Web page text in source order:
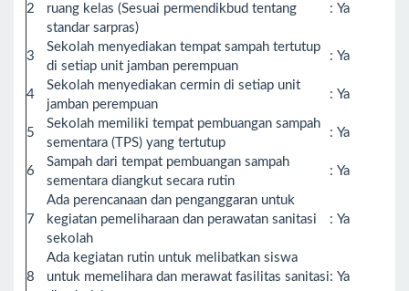
2
ruang kelas (Sesuai permendikbud tentang
standar sarpras)
: Ya
3
Sekolah menyediakan tempat sampah tertutup
di setiap unit jamban perempuan
: Ya
4
Sekolah menyediakan cermin di setiap unit
jamban perempuan
: Ya
5
Sekolah memiliki tempat pembuangan sampah
sementara (TPS) yang tertutup
: Ya
6
Sampah dari tempat pembuangan sampah
sementara diangkut secara rutin
: Ya
7
Ada perencanaan dan penganggaran untuk
kegiatan pemeliharaan dan perawatan sanitasi
sekolah
: Ya
8
Ada kegiatan rutin untuk melibatkan siswa
untuk memelihara dan merawat fasilitas sanitasi: Ya